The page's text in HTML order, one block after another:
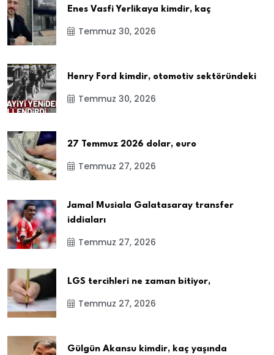
Enes Vasfi Yerlikaya kimdir, kaç
Temmuz 30, 2026
Henry Ford kimdir, otomotiv sektöründeki
Temmuz 30, 2026
27 Temmuz 2026 dolar, euro
Temmuz 27, 2026
Jamal Musiala Galatasaray transfer
iddiaları
Temmuz 27, 2026
LGS tercihleri ne zaman bitiyor,
Temmuz 27, 2026
Gülgün Akansu kimdir, kaç yaşında